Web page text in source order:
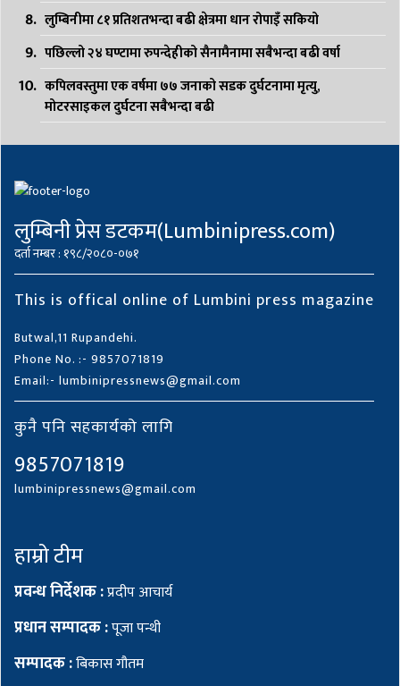
लुम्बिनीमा ८१ प्रतिशतभन्दा बढी क्षेत्रमा धान रोपाइँ सकियो
पछिल्लो २४ घण्टामा रुपन्देहीको सैनामैनामा सबैभन्दा बढी वर्षा
कपिलवस्तुमा एक वर्षमा ७७ जनाको सडक दुर्घटनामा मृत्यु,
मोटरसाइकल दुर्घटना सबैभन्दा बढी
लुम्बिनी प्रेस डटकम(Lumbinipress.com)
दर्ता नम्बर : १९८/२०८०-०७१
This is offical online of Lumbini press magazine
Butwal,11 Rupandehi.
Phone No. :- 9857071819
Email:- lumbinipressnews@gmail.com
कुनै पनि सहकार्यको लागि
9857071819
lumbinipressnews@gmail.com
हाम्रो टीम
प्रवन्ध निर्देशक :प्रदीप आचार्य
प्रधान सम्पादक :पूजा पन्थी
सम्पादक :बिकास गौतम